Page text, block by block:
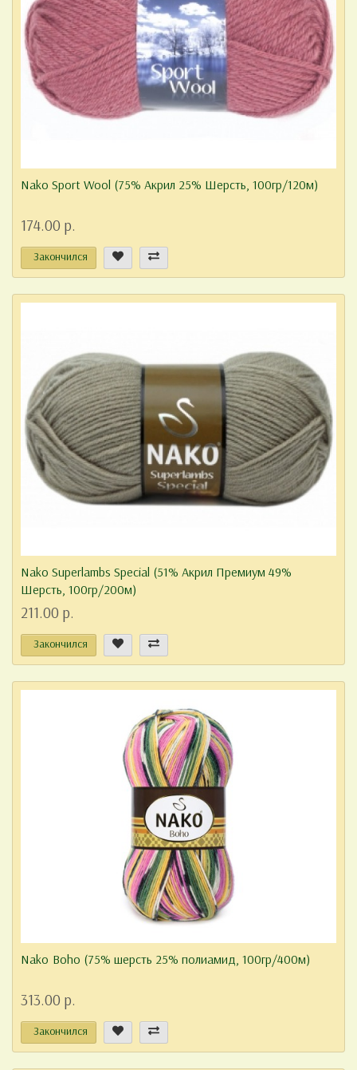
Nako Sport Wool (75% Акрил 25% Шерсть, 100гр/120м)
174.00 р.
Закончился
Nako Superlambs Special (51% Акрил Премиум 49%
Шерсть, 100гр/200м)
211.00 р.
Закончился
Nako Boho (75% шерсть 25% полиамид, 100гр/400м)
313.00 р.
Закончился